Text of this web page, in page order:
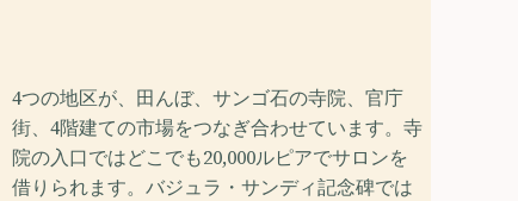
4つの地区が、田んぼ、サンゴ石の寺院、官庁
街、4階建ての市場をつなぎ合わせています。寺
院の入口ではどこでも20,000ルピアでサロンを
借りられます。バジュラ・サンディ記念碑では